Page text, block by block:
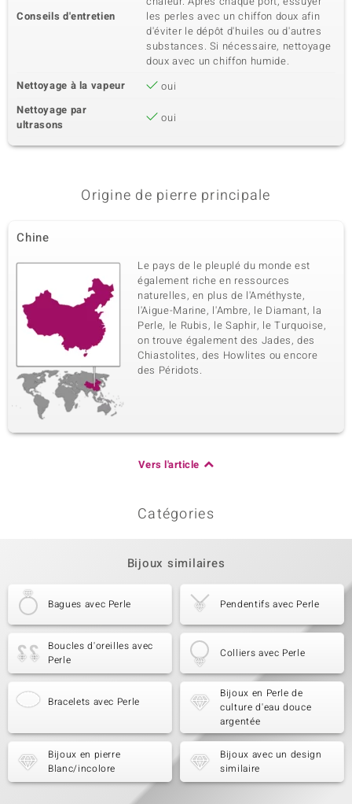
Conseils d'entretien
les perles avec un chiffon doux afin
d'éviter le dépôt d'huiles ou d'autres
substances. Si nécessaire, nettoyage
doux avec un chiffon humide.
Nettoyage à la vapeur
oui
Nettoyage par
ultrasons
oui
Origine de pierre principale
Chine
Le pays de le pleuplé du monde est
également riche en ressources
naturelles, en plus de l'Améthyste,
l'Aigue-Marine, l'Ambre, le Diamant, la
Perle, le Rubis, le Saphir, le Turquoise,
on trouve également des Jades, des
Chiastolites, des Howlites ou encore
des Péridots.
Vers l'article
Catégories
Bijoux similaires
Bagues avec Perle Pendentifs avec Perle
Boucles d'oreilles avec
Perle
Colliers avec Perle
Bracelets avec Perle
Bijoux en Perle de
culture d'eau douce
argentée
Bijoux en pierre
Blanc/incolore
Bijoux avec un design
similaire